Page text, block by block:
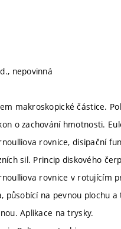
nepovinná
makroskopické částice.
o zachování hmotnosti.
rovnice, disipační
sil. Princip diskového
rovnice v rotujícím
působící na pevnou plochu
Aplikace na trysky.